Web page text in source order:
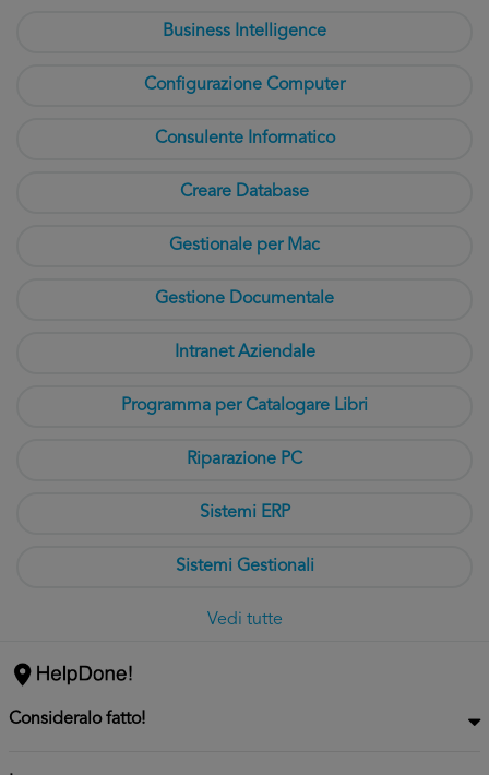
Business Intelligence
Configurazione Computer
Consulente Informatico
Creare Database
Gestionale per Mac
Gestione Documentale
Intranet Aziendale
Programma per Catalogare Libri
Riparazione PC
Sistemi ERP
Sistemi Gestionali
Vedi tutte
Consideralo fatto!